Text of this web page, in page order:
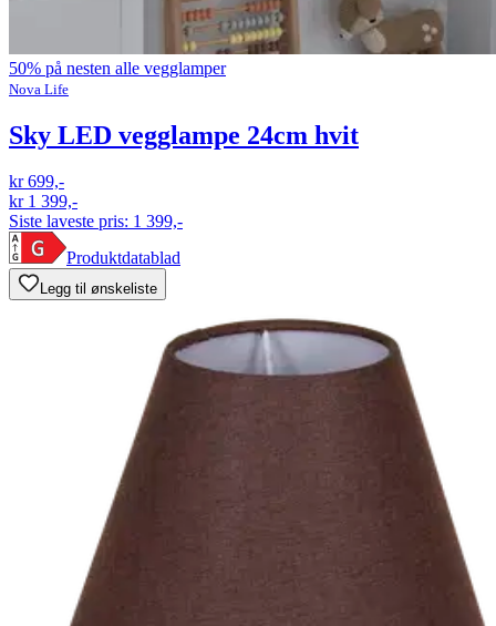
50% på nesten alle vegglamper
Nova Life
Sky LED vegglampe 24cm hvit
kr 699,-
kr 1 399,-
Siste laveste pris: 1 399,-
Produktdatablad
Legg til ønskeliste